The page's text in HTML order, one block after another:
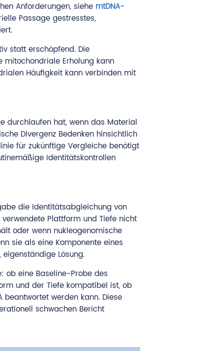
Anforderungen, siehe mtDNA-
Passage gestresstes,
statt erschöpfend. Die
mitochondriale Erholung kann
Häufigkeit kann verbinden mit
durchlaufen hat, wenn das Material
Divergenz Bedenken hinsichtlich
für zukünftige Vergleiche benötigt
Identitätskontrollen
die Identitätsabgleichung von
Plattform und Tiefe nicht
oder wenn nukleogenomische
sie als eine Komponente eines
Lösung.
ob eine Baseline-Probe des
und der Tiefe kompatibel ist, ob
werden kann. Diese
schwachen Bericht